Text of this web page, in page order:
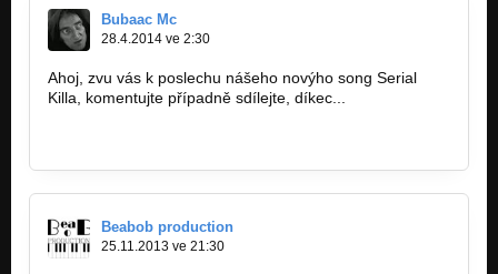
Bubaac Mc
28.4.2014 ve 2:30
Ahoj, zvu vás k poslechu nášeho novýho song Serial
Killa, komentujte případně sdílejte, díkec...
Beabob production
25.11.2013 ve 21:30